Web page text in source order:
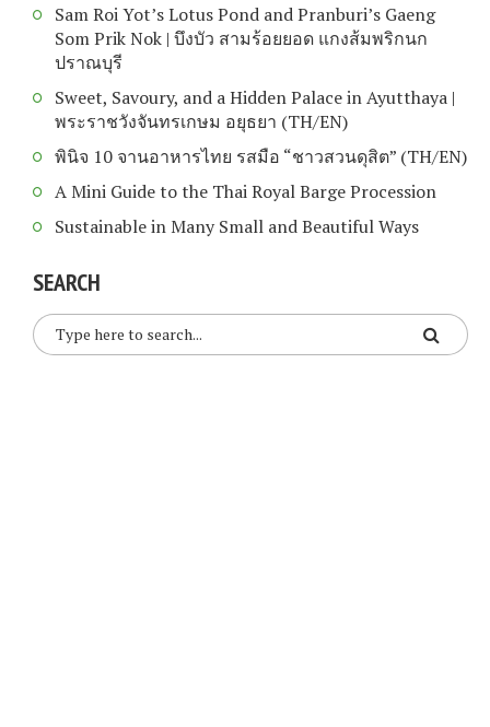
Sam Roi Yot’s Lotus Pond and Pranburi’s Gaeng
Som Prik Nok | บึงบัว สามร้อยยอด แกงส้มพริกนก
ปราณบุรี
Sweet, Savoury, and a Hidden Palace in Ayutthaya |
พระราชวังจันทรเกษม อยุธยา (TH/EN)
พินิจ 10 จานอาหารไทย รสมือ “ชาวสวนดุสิต” (TH/EN)
A Mini Guide to the Thai Royal Barge Procession
Sustainable in Many Small and Beautiful Ways
SEARCH